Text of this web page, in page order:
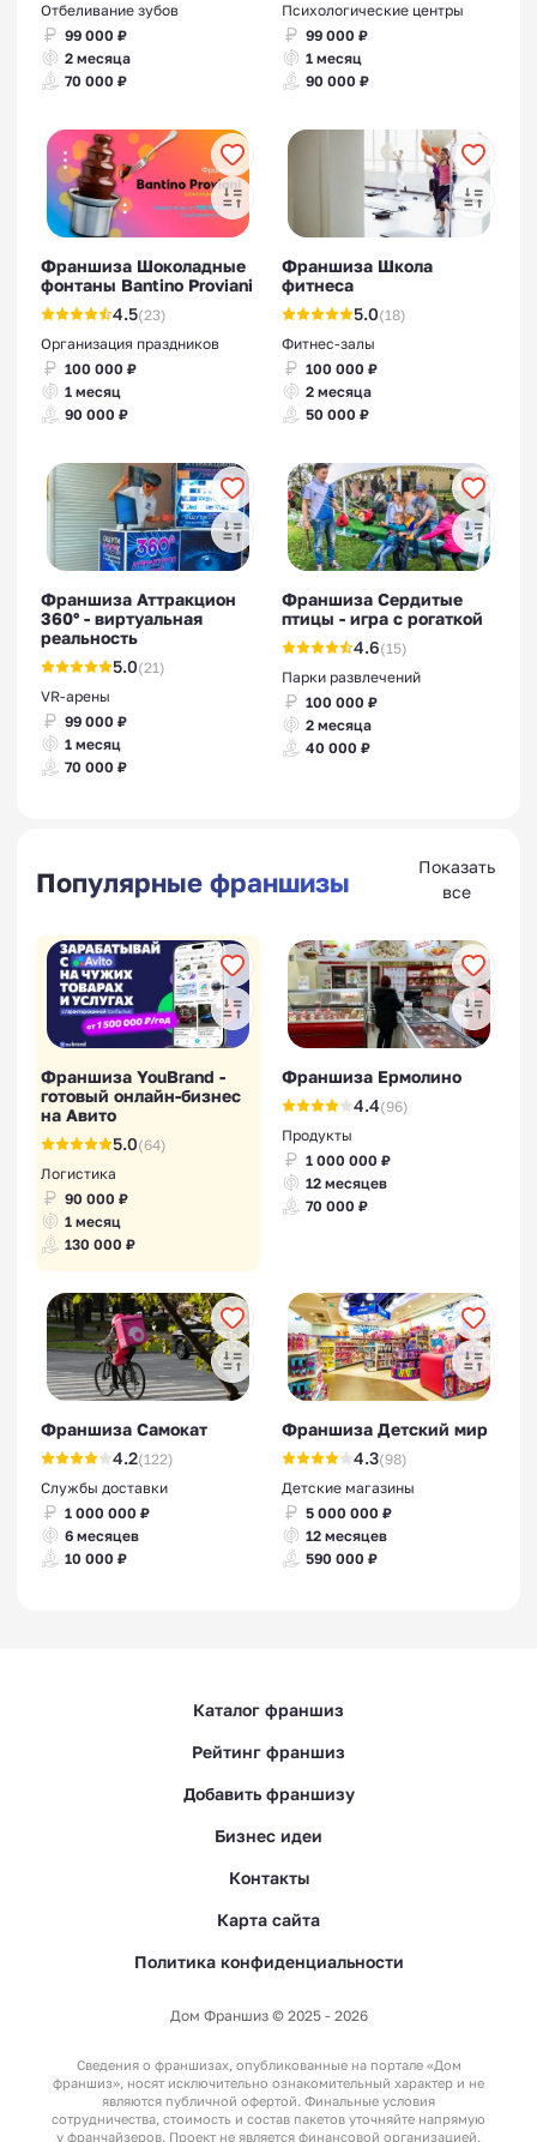
Отбеливание зубов
99 000 ₽
2 месяца
70 000 ₽
Психологические центры
99 000 ₽
1 месяц
90 000 ₽
Франшиза Шоколадные
фонтаны Bantino Proviani
4.5(23)
Организация праздников
100 000 ₽
1 месяц
90 000 ₽
Франшиза Школа
фитнеса
5.0(18)
Фитнес-залы
100 000 ₽
2 месяца
50 000 ₽
Франшиза Аттракцион
360° - виртуальная
реальность
5.0(21)
VR-арены
99 000 ₽
1 месяц
70 000 ₽
Франшиза Сердитые
птицы - игра с рогаткой
4.6(15)
Парки развлечений
100 000 ₽
2 месяца
40 000 ₽
Популярные франшизы
Показать
все
Франшиза YouBrand -
готовый онлайн-бизнес
на Авито
5.0(64)
Логистика
90 000 ₽
1 месяц
130 000 ₽
Франшиза Ермолино
4.4(96)
Продукты
1 000 000 ₽
12 месяцев
70 000 ₽
Франшиза Самокат
4.2(122)
Службы доставки
1 000 000 ₽
6 месяцев
10 000 ₽
Франшиза Детский мир
4.3(98)
Детские магазины
5 000 000 ₽
12 месяцев
590 000 ₽
Каталог франшиз
Рейтинг франшиз
Добавить франшизу
Бизнес идеи
Контакты
Карта сайта
Политика конфиденциальности
Дом Франшиз © 2025 - 2026